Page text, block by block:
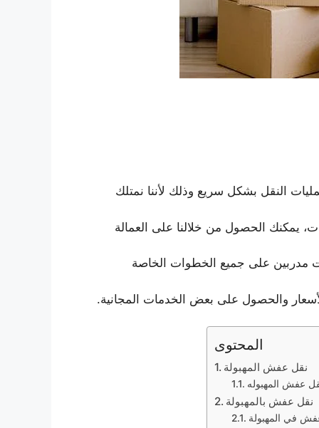
النقل بشكل سريع وذلك لأننا نمتلك
يمكنك الحصول من خلالنا على العمالة
مدربين على جميع الخطوات الخاصة
والحصول على بعض الخدمات المجانية.
المحتوى
نقل عفش المهبولة
عفش المهبوله
نقل عفش بالمهبولة
في المهبولة